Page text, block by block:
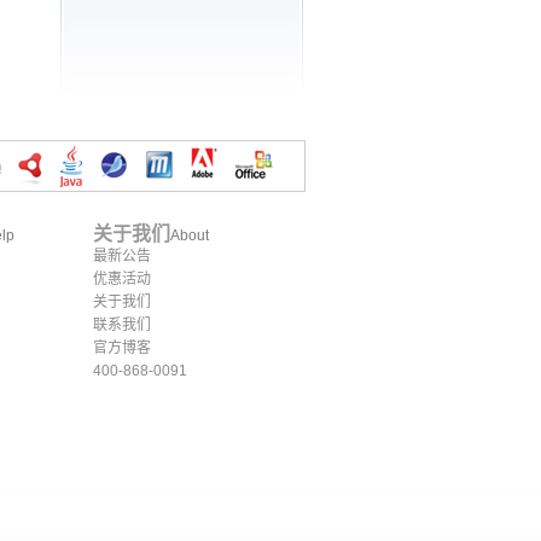
关于我们 About
最新公告
优惠活动
关于我们
联系我们
官方博客
400-868-0091